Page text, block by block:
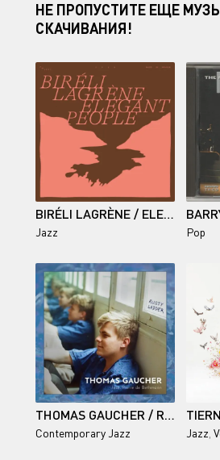
НЕ ПРОПУСТИТЕ ЕЩЕ
СКАЧИВАНИЯ!
BIRÉLI LAGRÈNE / ELEGANT PEOPLE
Jazz Pop
THOMAS GAUCHER / RUSTY LADDER
Contemporary Jazz Jazz